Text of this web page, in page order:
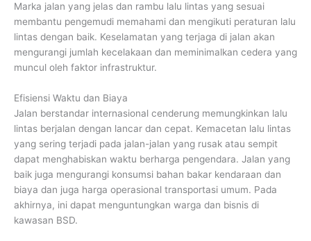
Marka jalan yang jelas dan rambu lalu lintas yang sesuai
membantu pengemudi memahami dan mengikuti peraturan lalu
lintas dengan baik. Keselamatan yang terjaga di jalan akan
mengurangi jumlah kecelakaan dan meminimalkan cedera yang
muncul oleh faktor infrastruktur.
Efisiensi Waktu dan Biaya
Jalan berstandar internasional cenderung memungkinkan lalu
lintas berjalan dengan lancar dan cepat. Kemacetan lalu lintas
yang sering terjadi pada jalan-jalan yang rusak atau sempit
dapat menghabiskan waktu berharga pengendara. Jalan yang
baik juga mengurangi konsumsi bahan bakar kendaraan dan
biaya dan juga harga operasional transportasi umum. Pada
akhirnya, ini dapat menguntungkan warga dan bisnis di
kawasan BSD.